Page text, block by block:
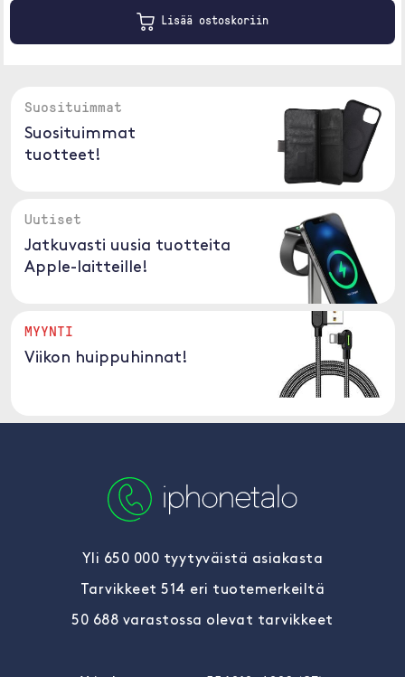
Lisää ostoskoriin
Suosituimmat
Suosituimmat
tuotteet!
Uutiset
Jatkuvasti uusia tuotteita
Apple-laitteille!
MYYNTI
Viikon huippuhinnat!
Yli 650 000 tyytyväistä asiakasta
Tarvikkeet 514 eri tuotemerkeiltä
50 688 varastossa olevat tarvikkeet